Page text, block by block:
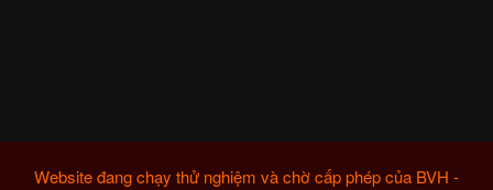
Website đang chạy thử nghiệm và chờ cấp phép của BVH -